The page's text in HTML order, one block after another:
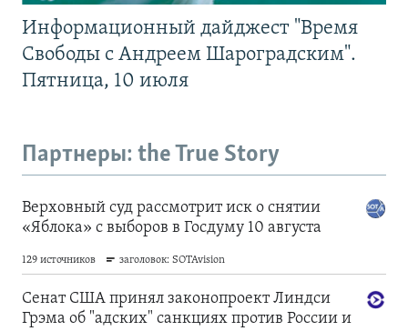
Информационный дайджест "Время
Свободы с Андреем Шароградским".
Пятница, 10 июля
Партнеры: the True Story